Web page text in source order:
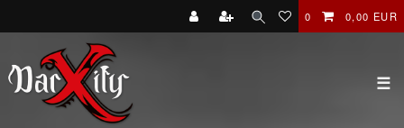
0 0,00 EUR
☰